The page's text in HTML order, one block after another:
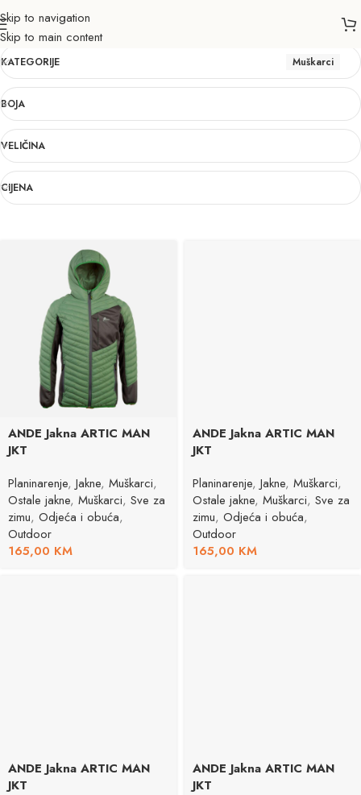
Skip to navigation
Skip to main content
Muškarci
KATEGORIJE Muškarci
BOJA
VELIČINA
CIJENA
ANDE Jakna ARTIC MAN
JKT
Planinarenje, Jakne, Muškarci,
Ostale jakne, Muškarci, Sve za
zimu, Odjeća i obuća,
Outdoor
165,00 KM
ANDE Jakna ARTIC MAN
JKT
Planinarenje, Jakne, Muškarci,
Ostale jakne, Muškarci, Sve za
zimu, Odjeća i obuća,
Outdoor
165,00 KM
ANDE Jakna ARTIC MAN
JKT
ANDE Jakna ARTIC MAN
JKT